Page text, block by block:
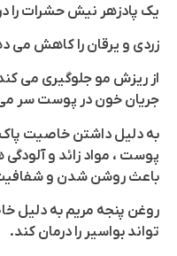
یک پادزهر نیش حشرات را
زردی و یرقان را کاهش می
از ریزش مو جلوگیری می
جریان خون در پوست سر
به دلیل داشتن خاصیت
پوست ، مواد زائد و آلودگی
باعث روشن شدن و
روغن پنجه مریم به دلیل
تواند بواسیر را درمان کند.